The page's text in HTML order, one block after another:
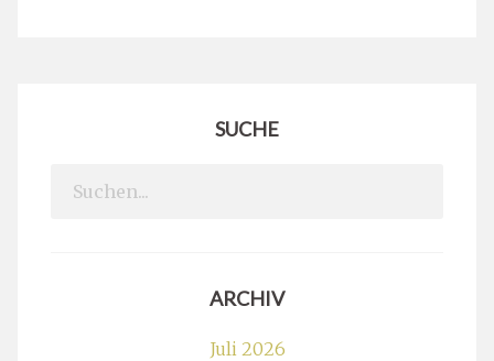
SUCHE
Search
ARCHIV
Juli 2026